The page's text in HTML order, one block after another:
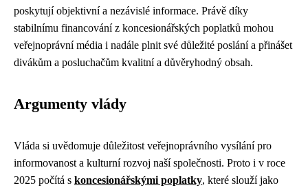
poskytují objektivní a nezávislé informace. Právě díky
stabilnímu financování z koncesionářských poplatků mohou
veřejnoprávní média i nadále plnit své důležité poslání a přinášet
divákům a posluchačům kvalitní a důvěryhodný obsah.
Argumenty vlády
Vláda si uvědomuje důležitost veřejnoprávního vysílání pro
informovanost a kulturní rozvoj naší společnosti. Proto i v roce
2025 počítá s koncesionářskými poplatky, které slouží jako